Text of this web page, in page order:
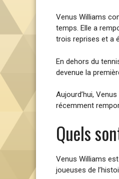
Venus Williams
temps. Elle a
trois reprises et a
En dehors du
devenue la
Aujourd’hui,
récemment
Quels
Venus Williams
joueuses de